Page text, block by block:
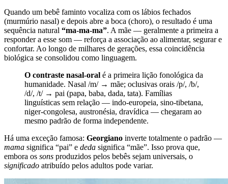
Quando um bebê faminto vocaliza com os lábios fechados
(murmúrio nasal) e depois abre a boca (choro), o resultado é uma
sequência natural “ma-ma-ma”. A mãe — geralmente a primeira a
responder a esse som — reforça a associação ao alimentar, segurar e
confortar. Ao longo de milhares de gerações, essa coincidência
biológica se consolidou como linguagem.
O contraste nasal-oral é a primeira lição fonológica da
humanidade. Nasal /m/ → mãe; oclusivas orais /p/, /b/,
/d/, /t/ → pai (papa, baba, dada, tata). Famílias
linguísticas sem relação — indo-europeia, sino-tibetana,
niger-congolesa, austronésia, dravídica — chegaram ao
mesmo padrão de forma independente.
Há uma exceção famosa: Georgiano inverte totalmente o padrão —
mama significa “pai” e deda significa “mãe”. Isso prova que,
embora os sons produzidos pelos bebês sejam universais, o
significado atribuído pelos adultos pode variar.